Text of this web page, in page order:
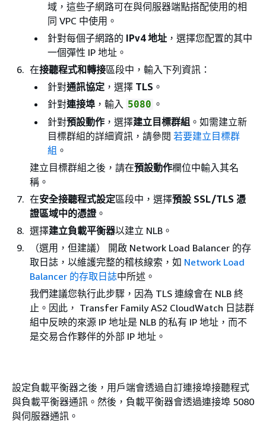
域，這些子網路可在與伺服器端點搭配使用的相
同 VPC 中使用。
針對每個子網路的 IPv4 地址 ，選擇您配置的其中
一個彈性 IP 地址。
在接聽程式和轉接區段中，輸入下列資訊：
針對通訊協定 ，選擇 TLS 。
針對連接埠 ，輸入 5080 。
針對預設動作 ，選擇建立目標群組 。如需建立新
目標群組的詳細資訊，請參閱 若要建立目標群
組 。
建立目標群組之後，請在預設動作欄位中輸入其名
稱。
在安全接聽程式設定區段中，選擇預設 SSL/TLS 憑
證區域中的憑證 。
選擇建立負載平衡器以建立 NLB。
（選用，但建議） 開啟 Network Load Balancer 的存
取日誌，以維護完整的稽核線索，如 Network Load
Balancer 的存取日誌中所述。
我們建議您執行此步驟，因為 TLS 連線會在 NLB 終
止。因此， Transfer Family AS2 CloudWatch 日誌群
組中反映的來源 IP 地址是 NLB 的私有 IP 地址，而不
是交易合作夥伴的外部 IP 地址。
設定負載平衡器之後，用戶端會透過自訂連接埠接聽程式
與負載平衡器通訊。然後，負載平衡器會透過連接埠 5080
與伺服器通訊。